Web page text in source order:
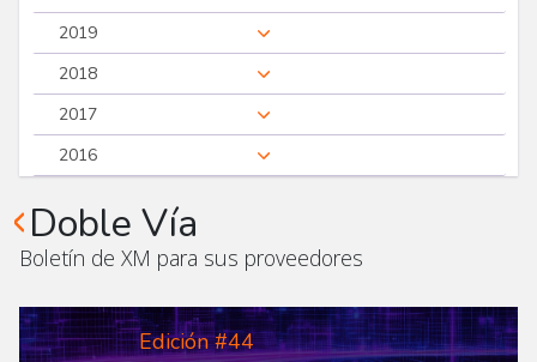
2019
2018
2017
2016
Doble Vía
Boletín de XM para sus proveedores
Edición #44